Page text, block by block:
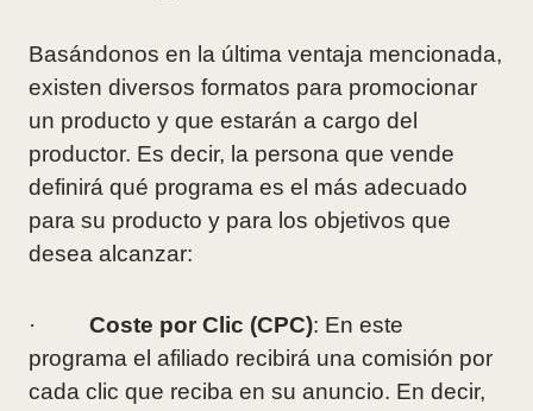
Basándonos en la última ventaja mencionada,
existen diversos formatos para promocionar
un producto y que estarán a cargo del
productor. Es decir, la persona que vende
definirá qué programa es el más adecuado
para su producto y para los objetivos que
desea alcanzar:
· Coste por Clic (CPC): En este
programa el afiliado recibirá una comisión por
cada clic que reciba en su anuncio. En decir,